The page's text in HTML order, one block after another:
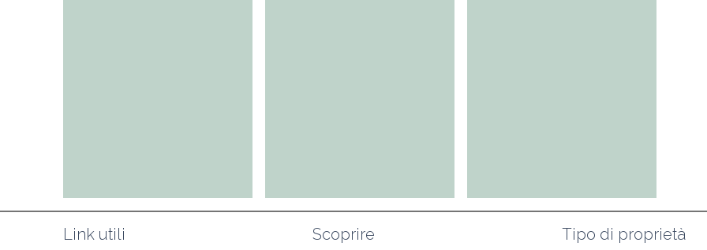
Link utili Scoprire Tipo di proprietà